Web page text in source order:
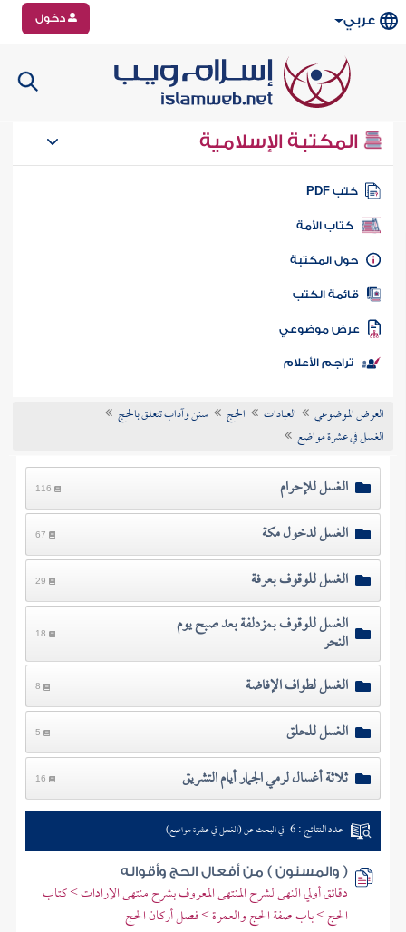
عربي دخول
المكتبة الإسلامية
كتب PDF
كتاب الأمة
المكتبة
الكتب
موضوعي
تراجم الأعلام
العرض الموضوعي العبادات الحج
سنن وآداب تتعلق بالحج
الغسل في عشرة مواضع
الغسل للإحرام 116
الغسل لدخول مكة 67
الغسل للوقوف بعرفة 29
الغسل للوقوف بمزدلفة بعد صبح يوم
النحر 18
الغسل لطواف الإفاضة 8
الغسل للحلق 5
ثلاثة أغسال لرمي الجمار أيام التشريق 16
عدد النتائج : 6 في البحث عن (الغسل في عشرة مواضع)
( والمسنون ) من أفعال الحج وأقواله
دقائق أولي النهى لشرح المنتهى المعروف بشرح منتهى الإرادات > كتاب
الحج > باب صفة الحج والعمرة > فصل أركان الحج